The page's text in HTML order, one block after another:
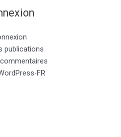
publications
FR